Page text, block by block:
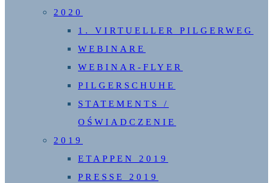
2020
1. VIRTUELLER PILGERWEG
WEBINARE
WEBINAR-FLYER
PILGERSCHUHE
STATEMENTS /
OŚWIADCZENIE
2019
ETAPPEN 2019
PRESSE 2019